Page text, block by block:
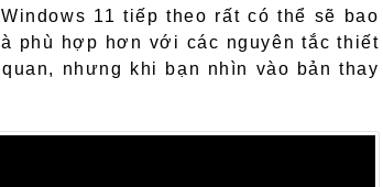
11 tiếp theo rất có thể sẽ bao
phù hợp hơn với các nguyên tắc thiết
nhưng khi bạn nhìn vào bản thay